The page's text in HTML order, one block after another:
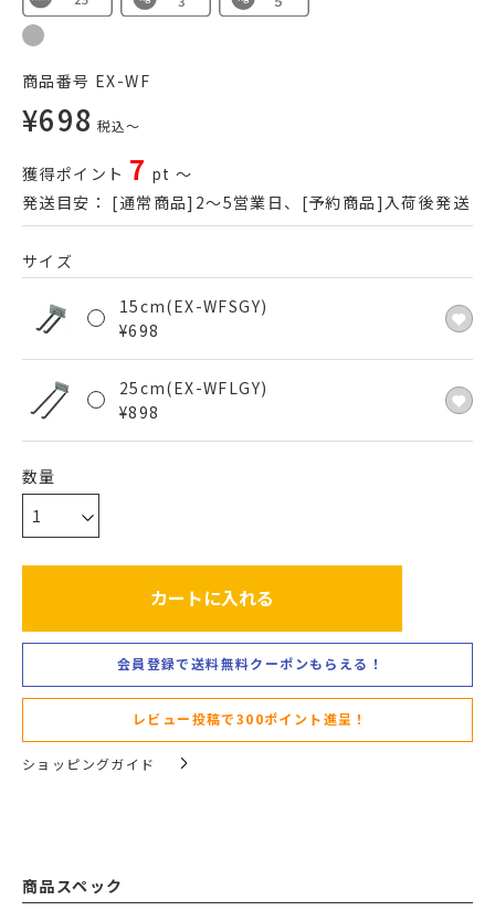
商品番号 EX-WF
¥698 税込〜
獲得ポイント 7 pt 〜
発送目安： [通常商品]2～5営業日、[予約商品]入荷後発送
サイズ
15cm(EX-WFSGY)
¥698
25cm(EX-WFLGY)
¥898
カートに入れる
会員登録で送料無料クーポンもらえる！
レビュー投稿で300ポイント進呈！
ショッピングガイド
商品スペック